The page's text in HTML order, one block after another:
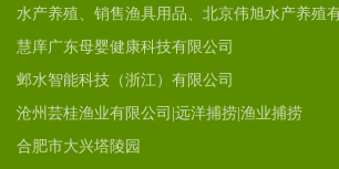
水产养殖、销售渔具用品、北京伟旭水产养殖
慧庠广东母婴健康科技有限公司
邺水智能科技（浙江）有限公司
沧州芸桂渔业有限公司|远洋捕捞|渔业捕捞
合肥市大兴塔陵园